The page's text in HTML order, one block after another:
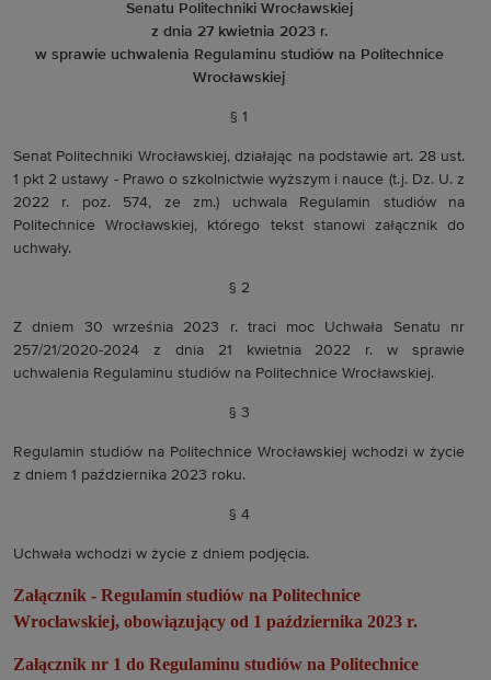
Senatu Politechniki Wrocławskiej
z dnia 27 kwietnia 2023 r.
w sprawie uchwalenia Regulaminu studiów na Politechnice
Wrocławskiej
§ 1
Senat Politechniki Wrocławskiej, działając na podstawie art. 28 ust.
1 pkt 2 ustawy - Prawo o szkolnictwie wyższym i nauce (t.j. Dz. U. z
2022 r. poz. 574, ze zm.) uchwala Regulamin studiów na
Politechnice Wrocławskiej, którego tekst stanowi załącznik do
uchwały.
§ 2
Z dniem 30 września 2023 r. traci moc Uchwała Senatu nr
257/21/2020-2024 z dnia 21 kwietnia 2022 r. w sprawie
uchwalenia Regulaminu studiów na Politechnice Wrocławskiej.
§ 3
Regulamin studiów na Politechnice Wrocławskiej wchodzi w życie
z dniem 1 października 2023 roku.
§ 4
Uchwała wchodzi w życie z dniem podjęcia.
Załącznik - Regulamin studiów na Politechnice
Wrocławskiej, obowiązujący od 1 października 2023 r.
Załącznik nr 1 do Regulaminu studiów na Politechnice